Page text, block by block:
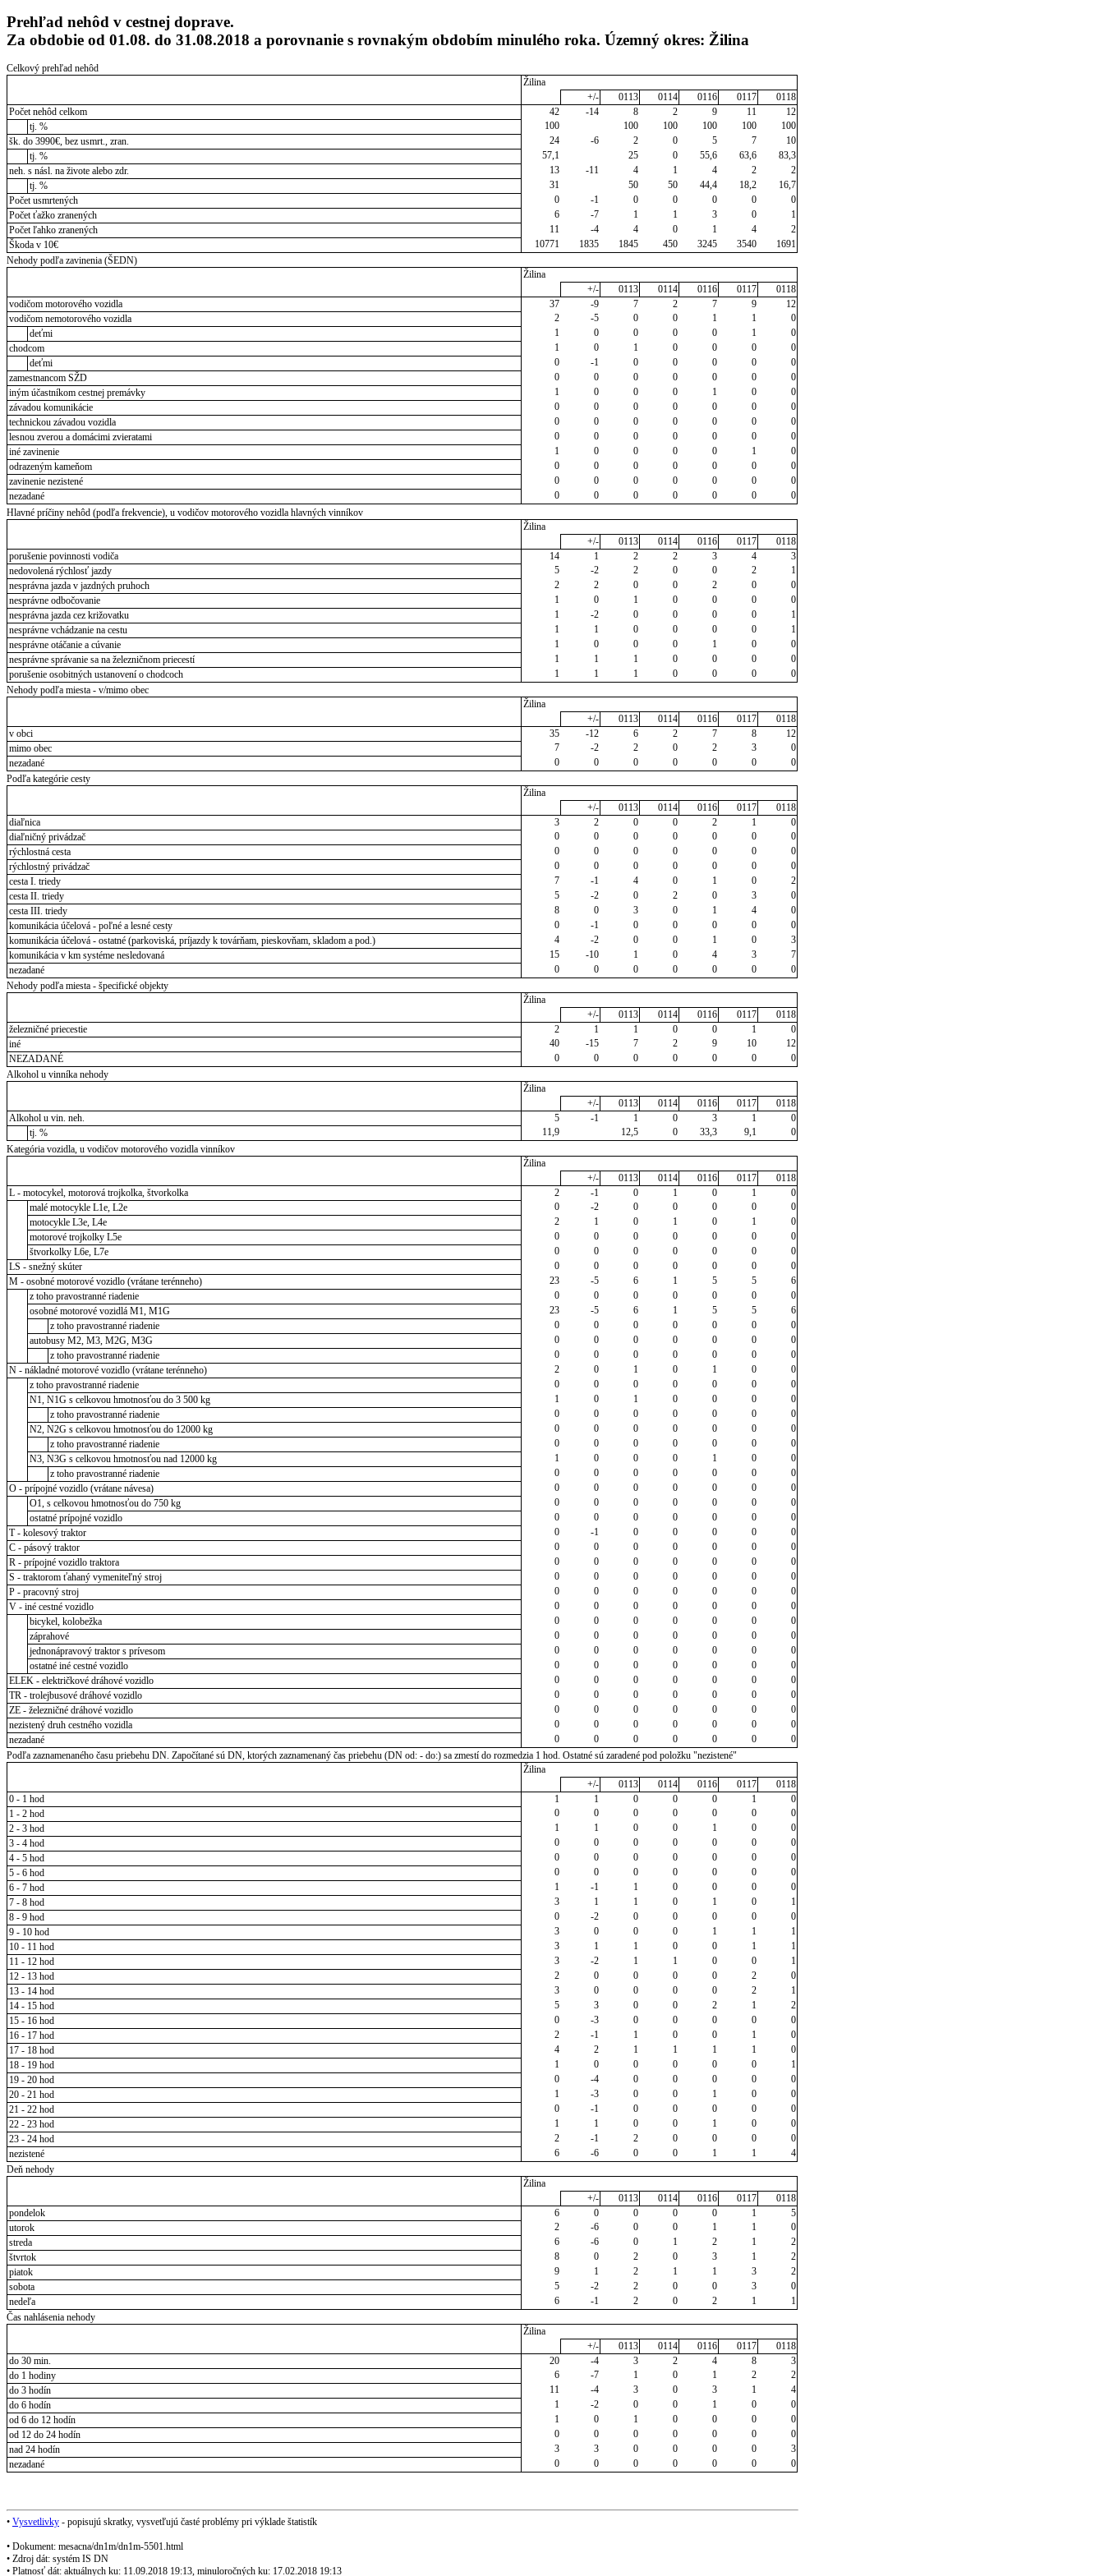
Prehľad nehôd v cestnej doprave.
Za obdobie od 01.08. do 31.08.2018 a porovnanie s rovnakým obdobím minulého roka. Územný okres: Žilina
Celkový prehľad nehôd
Žilina
+/-
0113 0114 0116 0117
0118
Počet nehôd celkom
42 -14 8 2 9 11
12
tj. %
100 100 100 100 100
100
šk. do 3990€, bez usmrt., zran.
24 -6 2 0 5 7
10
tj. %
57,1 25 0 55,6 63,6
83,3
neh. s násl. na živote alebo zdr.
13 -11 4 1 4 2
2
tj. %
31 50 50 44,4 18,2
16,7
Počet usmrtených
0 -1 0 0 0 0
0
Počet ťažko zranených
6 -7 1 1 3 0
1
Počet ľahko zranených
11 -4 4 0 1 4
2
Škoda v 10€
10771 1835 1845 450 3245 3540
1691
Nehody podľa zavinenia (ŠEDN)
Žilina
+/-
0113 0114 0116 0117
0118
vodičom motorového vozidla
37 -9 7 2 7 9
12
vodičom nemotorového vozidla
2 -5 0 0 1 1
0
deťmi
1 0 0 0 0 1
0
chodcom
1 0 1 0 0 0
0
deťmi
0 -1 0 0 0 0
0
zamestnancom SŽD
0 0 0 0 0 0
0
iným účastníkom cestnej premávky
1 0 0 0 1 0
0
závadou komunikácie
0 0 0 0 0 0
0
technickou závadou vozidla
0 0 0 0 0 0
0
lesnou zverou a domácimi zvieratami
0 0 0 0 0 0
0
iné zavinenie
1 0 0 0 0 1
0
odrazeným kameňom
0 0 0 0 0 0
0
zavinenie nezistené
0 0 0 0 0 0
0
nezadané
0 0 0 0 0 0
0
Hlavné príčiny nehôd (podľa frekvencie), u vodičov motorového vozidla hlavných vinníkov
Žilina
+/-
0113 0114 0116 0117
0118
porušenie povinnosti vodiča
14 1 2 2 3 4
3
nedovolená rýchlosť jazdy
5 -2 2 0 0 2
1
nesprávna jazda v jazdných pruhoch
2 2 0 0 2 0
0
nesprávne odbočovanie
1 0 1 0 0 0
0
nesprávna jazda cez križovatku
1 -2 0 0 0 0
1
nesprávne vchádzanie na cestu
1 1 0 0 0 0
1
nesprávne otáčanie a cúvanie
1 0 0 0 1 0
0
nesprávne správanie sa na železničnom priecestí
1 1 1 0 0 0
0
porušenie osobitných ustanovení o chodcoch
1 1 1 0 0 0
0
Nehody podľa miesta - v/mimo obec
Žilina
+/-
0113 0114 0116 0117
0118
v obci
35 -12 6 2 7 8
12
mimo obec
7 -2 2 0 2 3
0
nezadané
0 0 0 0 0 0
0
Podľa kategórie cesty
Žilina
+/-
0113 0114 0116 0117
0118
diaľnica
3 2 0 0 2 1
0
diaľničný privádzač
0 0 0 0 0 0
0
rýchlostná cesta
0 0 0 0 0 0
0
rýchlostný privádzač
0 0 0 0 0 0
0
cesta I. triedy
7 -1 4 0 1 0
2
cesta II. triedy
5 -2 0 2 0 3
0
cesta III. triedy
8 0 3 0 1 4
0
komunikácia účelová - poľné a lesné cesty
0 -1 0 0 0 0
0
komunikácia účelová - ostatné (parkoviská, príjazdy k továrňam, pieskovňam, skladom a pod.)
4 -2 0 0 1 0
3
komunikácia v km systéme nesledovaná
15 -10 1 0 4 3
7
nezadané
0 0 0 0 0 0
0
Nehody podľa miesta - špecifické objekty
Žilina
+/-
0113 0114 0116 0117
0118
železničné priecestie
2 1 1 0 0 1
0
iné
40 -15 7 2 9 10
12
NEZADANÉ
0 0 0 0 0 0
0
Alkohol u vinníka nehody
Žilina
+/-
0113 0114 0116 0117
0118
Alkohol u vin. neh.
5 -1 1 0 3 1
0
tj. %
11,9 12,5 0 33,3 9,1
0
Kategória vozidla, u vodičov motorového vozidla vinníkov
Žilina
+/-
0113 0114 0116 0117
0118
L - motocykel, motorová trojkolka, štvorkolka
2 -1 0 1 0 1
0
malé motocykle L1e, L2e
0 -2 0 0 0 0
0
motocykle L3e, L4e
2 1 0 1 0 1
0
motorové trojkolky L5e
0 0 0 0 0 0
0
štvorkolky L6e, L7e
0 0 0 0 0 0
0
LS - snežný skúter
0 0 0 0 0 0
0
M - osobné motorové vozidlo (vrátane terénneho)
23 -5 6 1 5 5
6
z toho pravostranné riadenie
0 0 0 0 0 0
0
osobné motorové vozidlá M1, M1G
23 -5 6 1 5 5
6
z toho pravostranné riadenie
0 0 0 0 0 0
0
autobusy M2, M3, M2G, M3G
0 0 0 0 0 0
0
z toho pravostranné riadenie
0 0 0 0 0 0
0
N - nákladné motorové vozidlo (vrátane terénneho)
2 0 1 0 1 0
0
z toho pravostranné riadenie
0 0 0 0 0 0
0
N1, N1G s celkovou hmotnosťou do 3 500 kg
1 0 1 0 0 0
0
z toho pravostranné riadenie
0 0 0 0 0 0
0
N2, N2G s celkovou hmotnosťou do 12000 kg
0 0 0 0 0 0
0
z toho pravostranné riadenie
0 0 0 0 0 0
0
N3, N3G s celkovou hmotnosťou nad 12000 kg
1 0 0 0 1 0
0
z toho pravostranné riadenie
0 0 0 0 0 0
0
O - prípojné vozidlo (vrátane návesa)
0 0 0 0 0 0
0
O1, s celkovou hmotnosťou do 750 kg
0 0 0 0 0 0
0
ostatné prípojné vozidlo
0 0 0 0 0 0
0
T - kolesový traktor
0 -1 0 0 0 0
0
C - pásový traktor
0 0 0 0 0 0
0
R - prípojné vozidlo traktora
0 0 0 0 0 0
0
S - traktorom ťahaný vymeniteľný stroj
0 0 0 0 0 0
0
P - pracovný stroj
0 0 0 0 0 0
0
V - iné cestné vozidlo
0 0 0 0 0 0
0
bicykel, kolobežka
0 0 0 0 0 0
0
záprahové
0 0 0 0 0 0
0
jednonápravový traktor s prívesom
0 0 0 0 0 0
0
ostatné iné cestné vozidlo
0 0 0 0 0 0
0
ELEK - električkové dráhové vozidlo
0 0 0 0 0 0
0
TR - trolejbusové dráhové vozidlo
0 0 0 0 0 0
0
ZE - železničné dráhové vozidlo
0 0 0 0 0 0
0
nezistený druh cestného vozidla
0 0 0 0 0 0
0
nezadané
0 0 0 0 0 0
0
Podľa zaznamenaného času priebehu DN. Započítané sú DN, ktorých zaznamenaný čas priebehu (DN od: - do:) sa zmestí do rozmedzia 1 hod. Ostatné sú zaradené pod položku "nezistené"
Žilina
+/-
0113 0114 0116 0117
0118
0 - 1 hod
1 1 0 0 0 1
0
1 - 2 hod
0 0 0 0 0 0
0
2 - 3 hod
1 1 0 0 1 0
0
3 - 4 hod
0 0 0 0 0 0
0
4 - 5 hod
0 0 0 0 0 0
0
5 - 6 hod
0 0 0 0 0 0
0
6 - 7 hod
1 -1 1 0 0 0
0
7 - 8 hod
3 1 1 0 1 0
1
8 - 9 hod
0 -2 0 0 0 0
0
9 - 10 hod
3 0 0 0 1 1
1
10 - 11 hod
3 1 1 0 0 1
1
11 - 12 hod
3 -2 1 1 0 0
1
12 - 13 hod
2 0 0 0 0 2
0
13 - 14 hod
3 0 0 0 0 2
1
14 - 15 hod
5 3 0 0 2 1
2
15 - 16 hod
0 -3 0 0 0 0
0
16 - 17 hod
2 -1 1 0 0 1
0
17 - 18 hod
4 2 1 1 1 1
0
18 - 19 hod
1 0 0 0 0 0
1
19 - 20 hod
0 -4 0 0 0 0
0
20 - 21 hod
1 -3 0 0 1 0
0
21 - 22 hod
0 -1 0 0 0 0
0
22 - 23 hod
1 1 0 0 1 0
0
23 - 24 hod
2 -1 2 0 0 0
0
nezistené
6 -6 0 0 1 1
4
Deň nehody
Žilina
+/-
0113 0114 0116 0117
0118
pondelok
6 0 0 0 0 1
5
utorok
2 -6 0 0 1 1
0
streda
6 -6 0 1 2 1
2
štvrtok
8 0 2 0 3 1
2
piatok
9 1 2 1 1 3
2
sobota
5 -2 2 0 0 3
0
nedeľa
6 -1 2 0 2 1
1
Čas nahlásenia nehody
Žilina
+/-
0113 0114 0116 0117
0118
do 30 min.
20 -4 3 2 4 8
3
do 1 hodiny
6 -7 1 0 1 2
2
do 3 hodín
11 -4 3 0 3 1
4
do 6 hodín
1 -2 0 0 1 0
0
od 6 do 12 hodín
1 0 1 0 0 0
0
od 12 do 24 hodín
0 0 0 0 0 0
0
nad 24 hodín
3 3 0 0 0 0
3
nezadané
0 0 0 0 0 0 0
• Vysvetlivky - popisujú skratky, vysvetľujú časté problémy pri výklade štatistík
• Dokument: mesacna/dn1m/dn1m-5501.html
• Zdroj dát: systém IS DN
• Platnosť dát: aktuálnych ku: 11.09.2018 19:13, minuloročných ku: 17.02.2018 19:13